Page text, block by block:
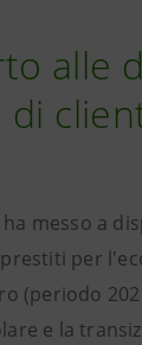
alle
messo a
per
(periodo
e la